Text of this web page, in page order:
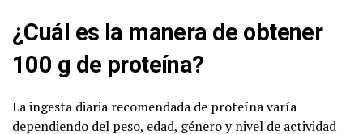
¿Cuál es la manera de obtener
100 g de proteína?
La ingesta diaria recomendada de proteína varía
dependiendo del peso, edad, género y nivel de actividad